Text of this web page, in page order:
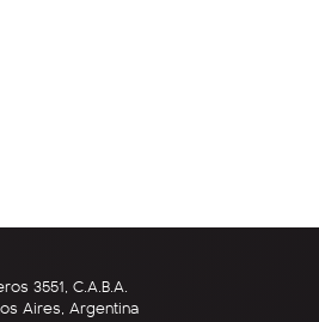
3551, C.A.B.A.
Aires, Argentina